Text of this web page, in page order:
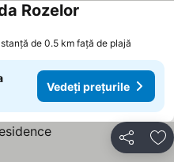
Rozelor
de 0.5 km față de plajă
Vedeți prețurile
Distribuiți